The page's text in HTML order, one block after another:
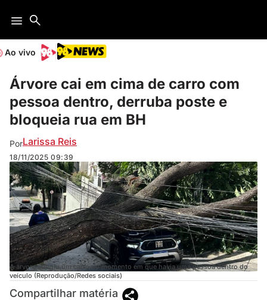
Ao vivo
Árvore cai em cima de carro com
pessoa dentro, derruba poste e
bloqueia rua em BH
PorLarissa Reis
18/11/2025 09:39
A árvore atingiu um carro no momento em que havia uma pessoa dentro do
veículo (Reprodução/Redes sociais)
Compartilhar matéria